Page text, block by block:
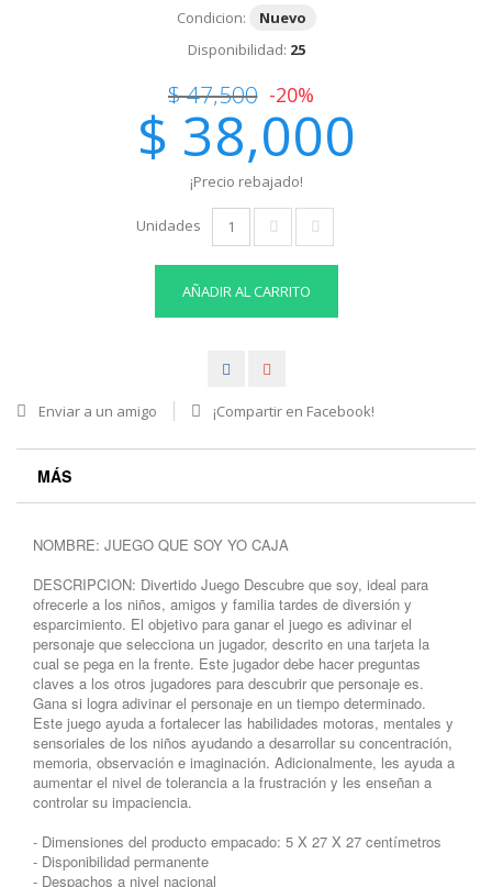
Condicion:
Nuevo
Disponibilidad: 25
$ 47,500 -20%
$ 38,000
¡Precio rebajado!
Unidades
AÑADIR AL CARRITO
Enviar a un amigo ¡Compartir en Facebook!
MÁS
NOMBRE: JUEGO QUE SOY YO CAJA
DESCRIPCION: Divertido Juego Descubre que soy, ideal para
ofrecerle a los niños, amigos y familia tardes de diversión y
esparcimiento. El objetivo para ganar el juego es adivinar el
personaje que selecciona un jugador, descrito en una tarjeta la
cual se pega en la frente. Este jugador debe hacer preguntas
claves a los otros jugadores para descubrir que personaje es.
Gana si logra adivinar el personaje en un tiempo determinado.
Este juego ayuda a fortalecer las habilidades motoras, mentales y
sensoriales de los niños ayudando a desarrollar su concentración,
memoria, observación e imaginación. Adicionalmente, les ayuda a
aumentar el nivel de tolerancia a la frustración y les enseñan a
controlar su impaciencia.
- Dimensiones del producto empacado: 5 X 27 X 27 centímetros
- Disponibilidad permanente
- Despachos a nivel nacional